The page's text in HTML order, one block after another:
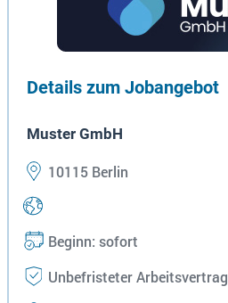
Details zum Jobangebot
Muster GmbH
10115 Berlin
Beginn: sofort
Unbefristeter Arbeitsvertrag